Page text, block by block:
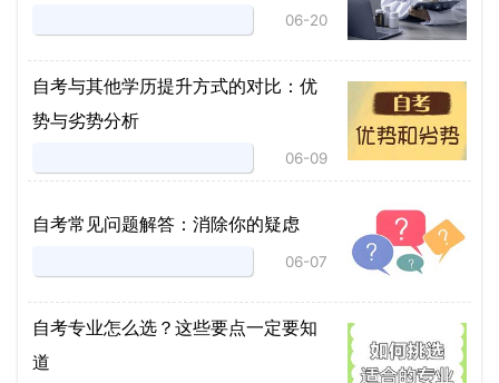
06-20
自考与其他学历提升方式的对比：优
势与劣势分析
06-09
自考常见问题解答：消除你的疑虑
06-07
自考专业怎么选？这些要点一定要知
道